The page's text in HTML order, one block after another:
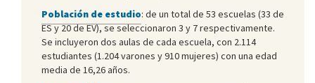
Población de estudio: de un total de 53 escuelas (33 de
ES y 20 de EV), se seleccionaron 3 y 7 respectivamente.
Se incluyeron dos aulas de cada escuela, con 2.114
estudiantes (1.204 varones y 910 mujeres) con una edad
media de 16,26 años.